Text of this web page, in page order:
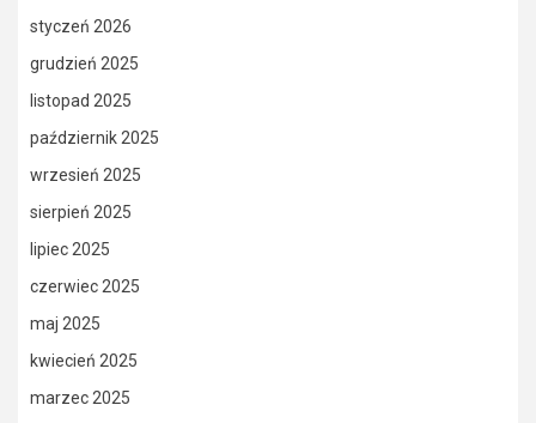
styczeń 2026
grudzień 2025
listopad 2025
październik 2025
wrzesień 2025
sierpień 2025
lipiec 2025
czerwiec 2025
maj 2025
kwiecień 2025
marzec 2025